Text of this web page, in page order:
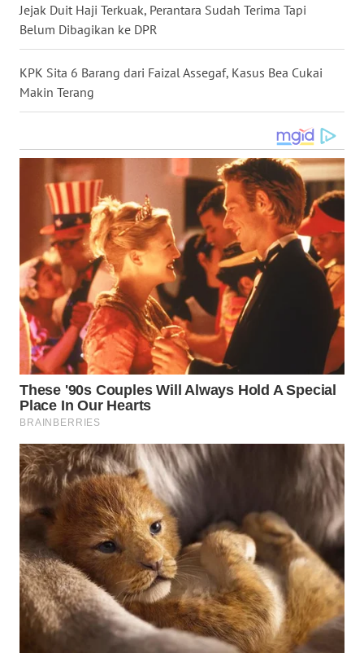
Jejak Duit Haji Terkuak, Perantara Sudah Terima Tapi
Belum Dibagikan ke DPR
KPK Sita 6 Barang dari Faizal Assegaf, Kasus Bea Cukai
Makin Terang
WN
JAMBI
WN
SULTRA
NTB
WN
SULTENG
WN
SULBAR
WN
BABEL
WN
SUMBAR
SUMSEL
WN
BENGKULU
WN
LAMPUNG
WN
JATENG